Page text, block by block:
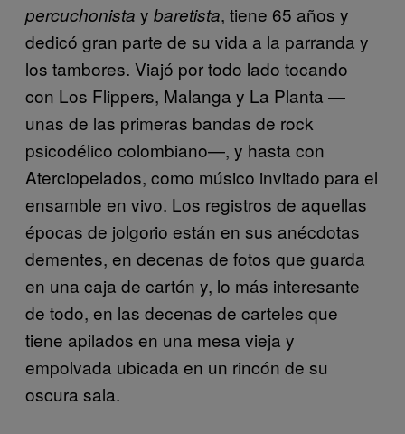
percuchonista y baretista, tiene 65 años y
dedicó gran parte de su vida a la parranda y
los tambores. Viajó por todo lado tocando
con Los Flippers, Malanga y La Planta —
unas de las primeras bandas de rock
psicodélico colombiano—, y hasta con
Aterciopelados, como músico invitado para el
ensamble en vivo. Los registros de aquellas
épocas de jolgorio están en sus anécdotas
dementes, en decenas de fotos que guarda
en una caja de cartón y, lo más interesante
de todo, en las decenas de carteles que
tiene apilados en una mesa vieja y
empolvada ubicada en un rincón de su
oscura sala.